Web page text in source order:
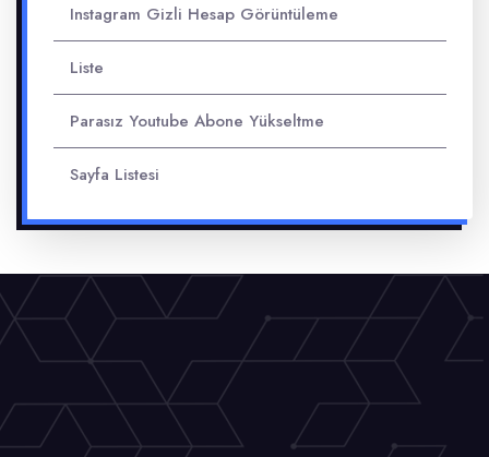
Instagram Gizli Hesap Görüntüleme
Liste
Parasız Youtube Abone Yükseltme
Sayfa Listesi